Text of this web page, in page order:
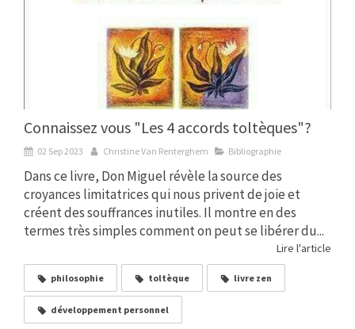
Connaissez vous "Les 4 accords toltèques"?
02 Sep 2023 Christine Van Renterghem Bibliographie
Dans ce livre, Don Miguel révèle la source des
croyances limitatrices qui nous privent de joie et
créent des souffrances inutiles. Il montre en des
termes très simples comment on peut se libérer du...
Lire l'article
philosophie toltèque livre zen
développement personnel